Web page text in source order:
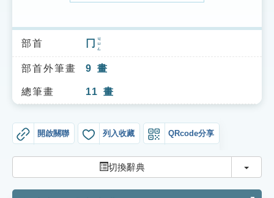
索引選單
知識索引
單字索引
遊戲專區
教學應用
部首 冂 ㄐㄩㄥ
部首外筆畫 9 畫
總筆畫 11 畫
開啟關聯 列入收藏 QRcode分享
切換辭典 切換